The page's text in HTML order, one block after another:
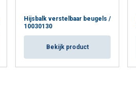
Hijsbalk verstelbaar beugels /
10030130
Bekijk product